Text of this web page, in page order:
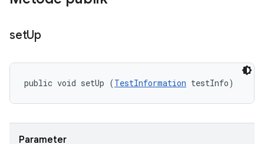
setUp
public void setUp (TestInformation testInfo)
Parameter